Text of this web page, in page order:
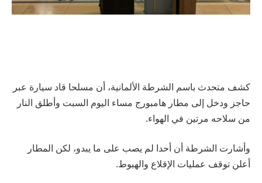
كشف متحدث باسم الشرطة الألمانية، أن مسلحا قاد سيارة عبر
حاجز ودخل إلى مطار هامبورج مساء اليوم السبت وأطلق النار
من سلاحه مرتين في الهواء.
وأشارت الشرطة أن أحدا لم يصب على ما يبدو، لكن المطار
أعلن توقف عمليات الإقلاع والهبوط.